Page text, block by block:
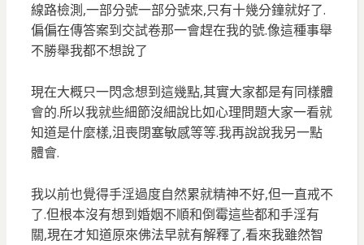
線路檢測,一部分號一部分號來,只有十幾分鐘就好了.
偏偏在傳答案到交試卷那一會趕在我的號.像這種事舉
不勝舉我都不想說了
現在大概只一閃念想到這幾點,其實大家都是有同樣體
會的.所以我就些細節沒細說比如心理問題大家一看就
知道是什麼樣,沮喪閉塞敏感等等.我再說說我另一點
體會.
我以前也覺得手淫過度自然累就精神不好,但一直戒不
了.但根本沒有想到婚姻不順和倒霉這些都和手淫有
關,現在才知道原來佛法早就有解釋了,看來我雖然智